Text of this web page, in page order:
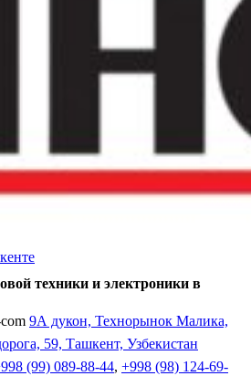
техники и электроники в
9А дукон, Технорынок Малика,
59, Ташкент, Узбекистан
(99) 089-88-44, +998 (98) 124-69-